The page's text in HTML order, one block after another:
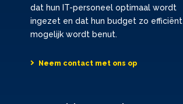
dat hun IT-personeel optimaal wordt
ingezet en dat hun budget zo efficiënt
mogelijk wordt benut.
Neem contact met ons op